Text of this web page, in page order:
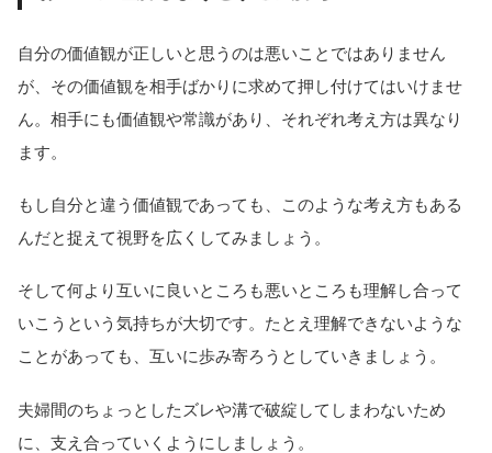
自分の価値観が正しいと思うのは悪いことではありません
が、その価値観を相手ばかりに求めて押し付けてはいけませ
ん。相手にも価値観や常識があり、それぞれ考え方は異なり
ます。
もし自分と違う価値観であっても、このような考え方もある
んだと捉えて視野を広くしてみましょう。
そして何より互いに良いところも悪いところも理解し合って
いこうという気持ちが大切です。たとえ理解できないような
ことがあっても、互いに歩み寄ろうとしていきましょう。
夫婦間のちょっとしたズレや溝で破綻してしまわないため
に、支え合っていくようにしましょう。